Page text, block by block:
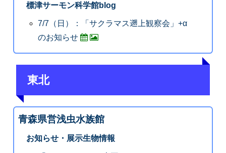
標津サーモン科学館blog
7/7（日）：「サクラマス遡上観察会」+α
のお知らせ
東北
青森県営浅虫水族館
お知らせ・展示生物情報